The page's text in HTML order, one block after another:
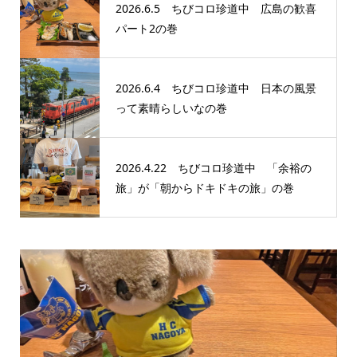
2026.6.5 ちびコロ珍道中 広島の歓喜
パート2の巻
2026.6.4 ちびコロ珍道中 日本の風景
って素晴らしいなの巻
2026.4.22 ちびコロ珍道中 「余裕の
旅」が「朝からドキドキの旅」の巻